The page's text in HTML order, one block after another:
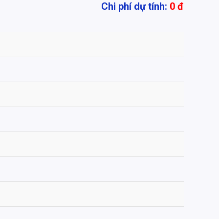
Chi phí dự tính: 0 đ